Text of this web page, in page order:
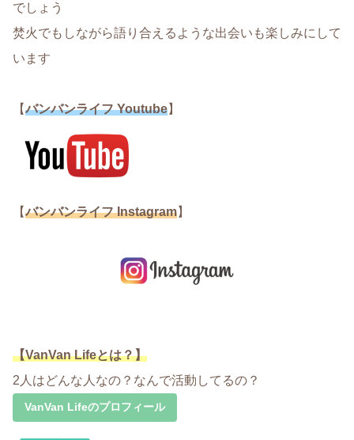
でしょう
焚火でもしながら語り合えるような出会いも楽しみにして
います
【バンバンライフ Youtube】
【バンバンライフ Instagram】
【VanVan Lifeとは？】
2人はどんな人なの？なんで活動してるの？
VanVan Lifeのプロフィール